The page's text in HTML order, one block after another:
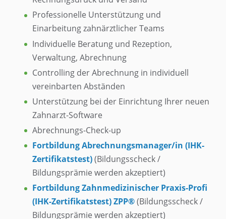
Professionelle Unterstützung und
Einarbeitung zahnärztlicher Teams
Individuelle Beratung und Rezeption,
Verwaltung, Abrechnung
Controlling der Abrechnung in individuell
vereinbarten Abständen
Unterstützung bei der Einrichtung Ihrer neuen
Zahnarzt-Software
Abrechnungs-Check-up
Fortbildung Abrechnungsmanager/in (IHK-
Zertifikatstest)(Bildungsscheck /
Bildungsprämie werden akzeptiert)
Fortbildung Zahnmedizinischer Praxis-Profi
(IHK-Zertifikatstest) ZPP®(Bildungsscheck /
Bildungsprämie werden akzeptiert)